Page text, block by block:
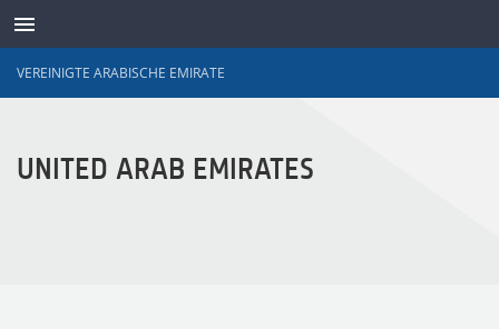
VEREINIGTE ARABISCHE EMIRATE
UNITED ARAB EMIRATES